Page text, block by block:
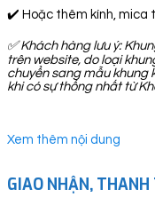
✔️ Hoặc thêm kính, mica
✅Khách hàng lưu ý:
trên website, do loại
chuyển sang mẫu khung
khi có sự thống nhất từ
Xem thêm nội dung
GIAO NHẬN,